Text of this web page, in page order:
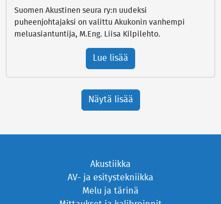
Suomen Akustinen seura ry:n uudeksi
puheenjohtajaksi on valittu Akukonin vanhempi
meluasiantuntija, M.Eng. Liisa Kilpilehto.
Lue lisää
Näytä lisää
Akustiikka
AV- ja esitystekniikka
Melu ja tärinä